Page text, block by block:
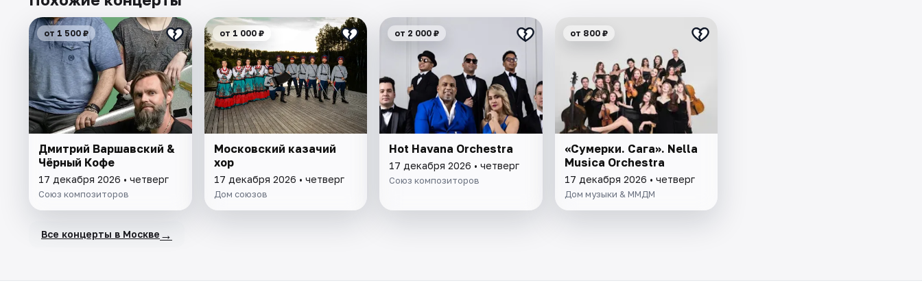
от 1 500 ₽
Дмитрий Варшавский &
Чёрный Кофе
17 декабря 2026 • четверг
Союз композиторов
от 1 000 ₽
Московский казачий
хор
17 декабря 2026 • четверг
Дом союзов
от 2 000 ₽
Hot Havana Orchestra
17 декабря 2026 • четверг
Союз композиторов
от 800 ₽
«Сумерки. Сага». Nella
Musica Orchestra
17 декабря 2026 • четверг
Дом музыки & ММДМ
Все концерты в Москве →